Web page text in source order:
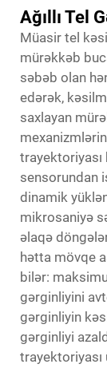
Ağıllı Tel
Müasir tel
mürəkkəb
səbəb olan
edərək,
saxlayan
sensorundan
dinamik
mikrosaniyə
əlaqə
hətta mövqe
bilər:
gərginliyini
gərginliyin
gərginliyi
trayektoriyası